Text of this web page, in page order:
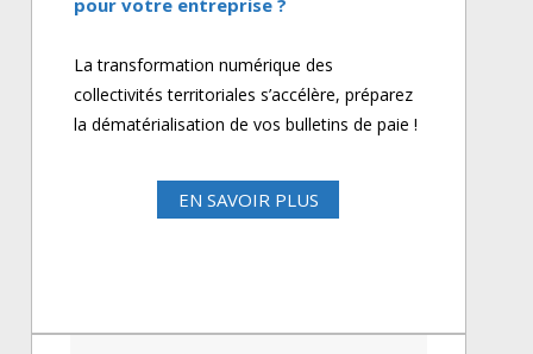
La transformation numérique des
collectivités territoriales s’accélère, préparez
la dématérialisation de vos bulletins de paie !
EN SAVOIR PLUS